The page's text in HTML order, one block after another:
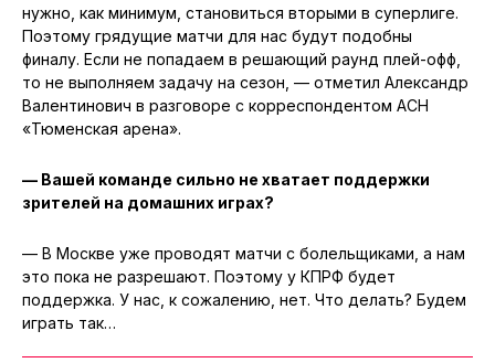
нужно, как минимум, становиться вторыми в суперлиге.
Поэтому грядущие матчи для нас будут подобны
финалу. Если не попадаем в решающий раунд плей-офф,
то не выполняем задачу на сезон, — отметил Александр
Валентинович в разговоре с корреспондентом АСН
«Тюменская арена».
— Вашей команде сильно не хватает поддержки
зрителей на домашних играх?
— В Москве уже проводят матчи с болельщиками, а нам
это пока не разрешают. Поэтому у КПРФ будет
поддержка. У нас, к сожалению, нет. Что делать? Будем
играть так…